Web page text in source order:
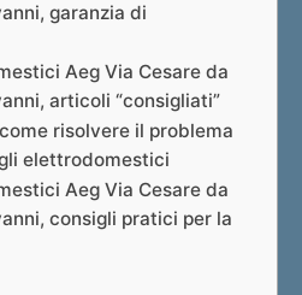
garanzia di
Aeg Via Cesare da
articoli “consigliati”
risolvere il problema
elettrodomestici
Aeg Via Cesare da
consigli pratici per la